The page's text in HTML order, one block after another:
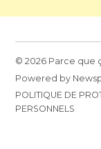
© 2026 Parce que
Powered by
POLITIQUE DE
PERSONNELS